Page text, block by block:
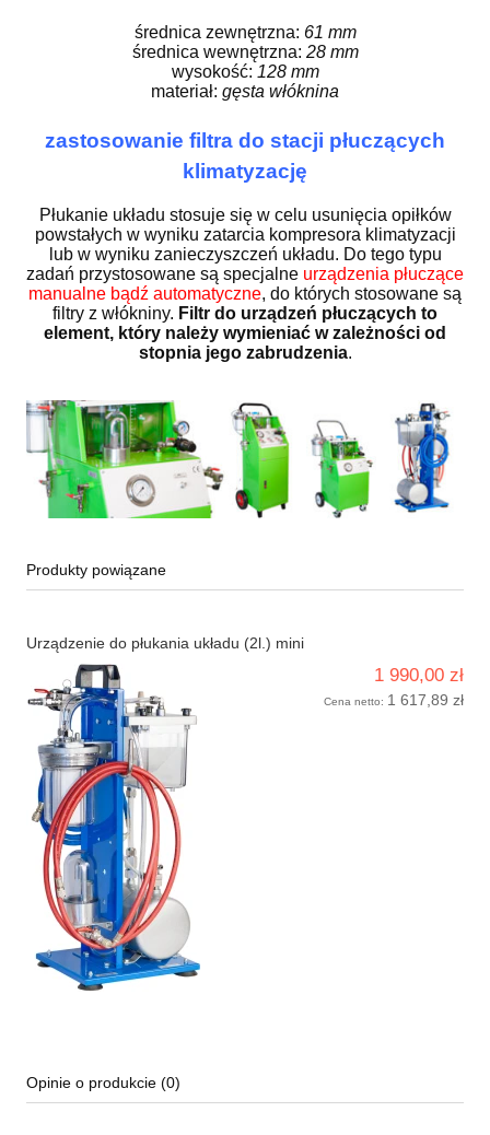
średnica zewnętrzna: 61 mm
średnica wewnętrzna: 28 mm
wysokość: 128 mm
materiał: gęsta włóknina
zastosowanie filtra do stacji płuczących
klimatyzację
Płukanie układu stosuje się w celu usunięcia opiłków
powstałych w wyniku zatarcia kompresora klimatyzacji
lub w wyniku zanieczyszczeń układu. Do tego typu
zadań przystosowane są specjalne urządzenia płuczące
manualne bądź automatyczne, do których stosowane są
filtry z włókniny. Filtr do urządzeń płuczących to
element, który należy wymieniać w zależności od
stopnia jego zabrudzenia.
Produkty powiązane
Urządzenie do płukania układu (2l.) mini
1 990,00 zł
Cena netto: 1 617,89 zł
Opinie o produkcie (0)